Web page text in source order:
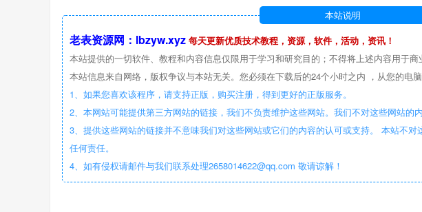
本站说明
老表资源网：lbzyw.xyz 每天更新优质技术教程，资源，软件，活动，资讯！
本站提供的一切软件、教程和内容信息仅限用于学习和研究目的；不得将上述内容用于商
本站信息来自网络，版权争议与本站无关。您必须在下载后的24个小时之内 ，从您的电
1、如果您喜欢该程序，请支持正版，购买注册，得到更好的正版服务。
2、本网站可能提供第三方网站的链接，我们不负责维护这些网站。我们不对这些网站的内
3、提供这些网站的链接并不意味我们对这些网站或它们的内容的认可或支持。 本站不
任何责任。
4、如有侵权请邮件与我们联系处理2658014622@qq.com 敬请谅解！